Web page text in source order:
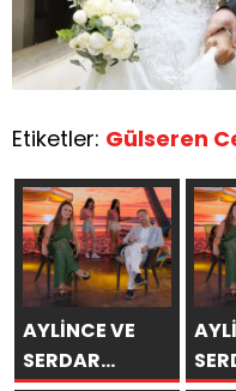
Etiketler: Gülseren
AYLİNCE VE
SERDAR